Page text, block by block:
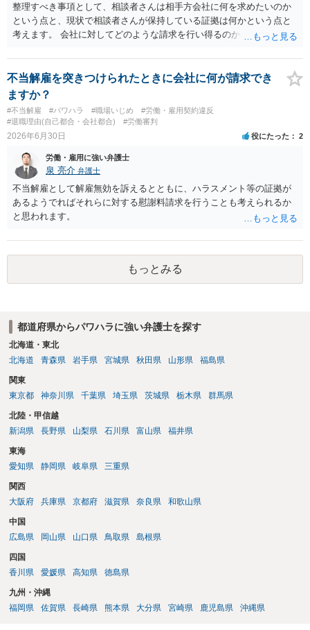
整理すべき事項として、相談者さんは相手方会社に何を求めたいのか
という点と、現状で相談者さんが保持している証拠は何かという点と
考えます。 会社に対してどのような請求を行い得るのか、また、どう
事務所での相談を検討いただければと思われます。 上記、ご参考くだ
さい。
不当解雇を突きつけられたときに会社に何が請求でき
ますか？
#不当解雇 #パワハラ #職場いじめ
#労働・雇用契約違反
#退職理由(自己都合・会社都合)
#労働審判
2026年6月30日 役にたった 2
労働・雇用に強い弁護士
泉 亮介 弁護士
不当解雇として解雇無効を訴えるとともに、ハラスメント等の証拠が
あるようでればそれらに対する慰謝料請求を行うことも考えられるか
と思われます。
もっとみる
都道府県からパワハラに強い弁護士を探す
北海道・東北
北海道
青森県 岩手県 宮城県 秋田県 山形県 福島県
関東
東京都
神奈川県 千葉県 埼玉県 茨城県 栃木県 群馬県
北陸・甲信越
新潟県
長野県 山梨県 石川県 富山県 福井県
東海
愛知県
静岡県 岐阜県 三重県
関西
大阪府
兵庫県 京都府 滋賀県 奈良県 和歌山県
中国
広島県
岡山県 山口県 鳥取県 島根県
四国
香川県
愛媛県 高知県 徳島県
九州・沖縄
福岡県
佐賀県 長崎県 熊本県 大分県 宮崎県 鹿児島県 沖縄県